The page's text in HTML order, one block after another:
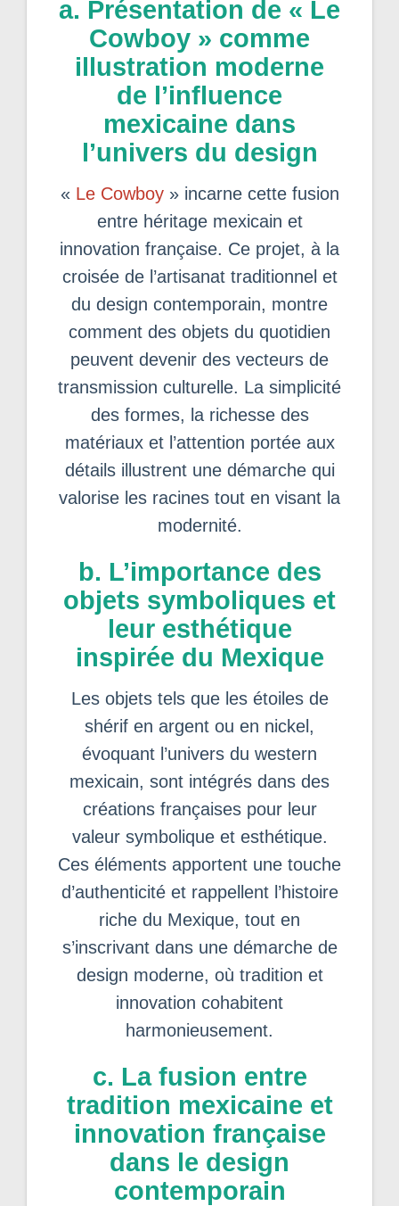
a. Présentation de « Le
Cowboy » comme
illustration moderne
de l’influence
mexicaine dans
l’univers du design
« Le Cowboy» incarne cette fusion
entre héritage mexicain et
innovation française. Ce projet, à la
croisée de l’artisanat traditionnel et
du design contemporain, montre
comment des objets du quotidien
peuvent devenir des vecteurs de
transmission culturelle. La simplicité
des formes, la richesse des
matériaux et l’attention portée aux
détails illustrent une démarche qui
valorise les racines tout en visant la
modernité.
b. L’importance des
objets symboliques et
leur esthétique
inspirée du Mexique
Les objets tels que les étoiles de
shérif en argent ou en nickel,
évoquant l’univers du western
mexicain, sont intégrés dans des
créations françaises pour leur
valeur symbolique et esthétique.
Ces éléments apportent une touche
d’authenticité et rappellent l’histoire
riche du Mexique, tout en
s’inscrivant dans une démarche de
design moderne, où tradition et
innovation cohabitent
harmonieusement.
c. La fusion entre
tradition mexicaine et
innovation française
dans le design
contemporain